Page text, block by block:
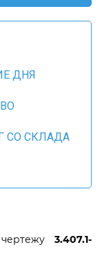
ДНЯ
СО СКЛАДА
3.407.1-